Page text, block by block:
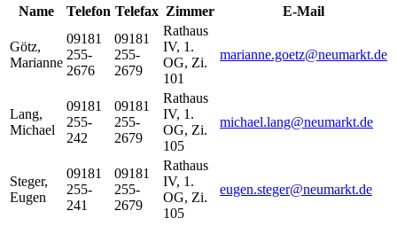
Name Telefon Telefax Zimmer E-Mail
Götz,
Marianne
09181
255-
2676
09181
255-
2679
Rathaus
IV, 1.
OG, Zi.
101
marianne.goetz@neumarkt.de
Lang,
Michael
09181
255-
242
09181
255-
2679
Rathaus
IV, 1.
OG, Zi.
105
michael.lang@neumarkt.de
Steger,
Eugen
09181
255-
241
09181
255-
2679
Rathaus
IV, 1.
OG, Zi.
105
eugen.steger@neumarkt.de